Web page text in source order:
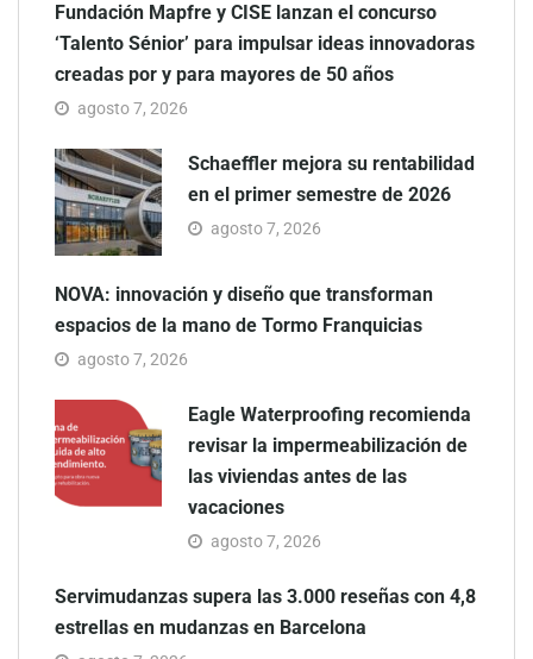
Fundación Mapfre y CISE lanzan el concurso
‘Talento Sénior’ para impulsar ideas innovadoras
creadas por y para mayores de 50 años
agosto 7, 2026
Schaeffler mejora su rentabilidad
en el primer semestre de 2026
agosto 7, 2026
NOVA: innovación y diseño que transforman
espacios de la mano de Tormo Franquicias
agosto 7, 2026
Eagle Waterproofing recomienda
revisar la impermeabilización de
las viviendas antes de las
vacaciones
agosto 7, 2026
Servimudanzas supera las 3.000 reseñas con 4,8
estrellas en mudanzas en Barcelona